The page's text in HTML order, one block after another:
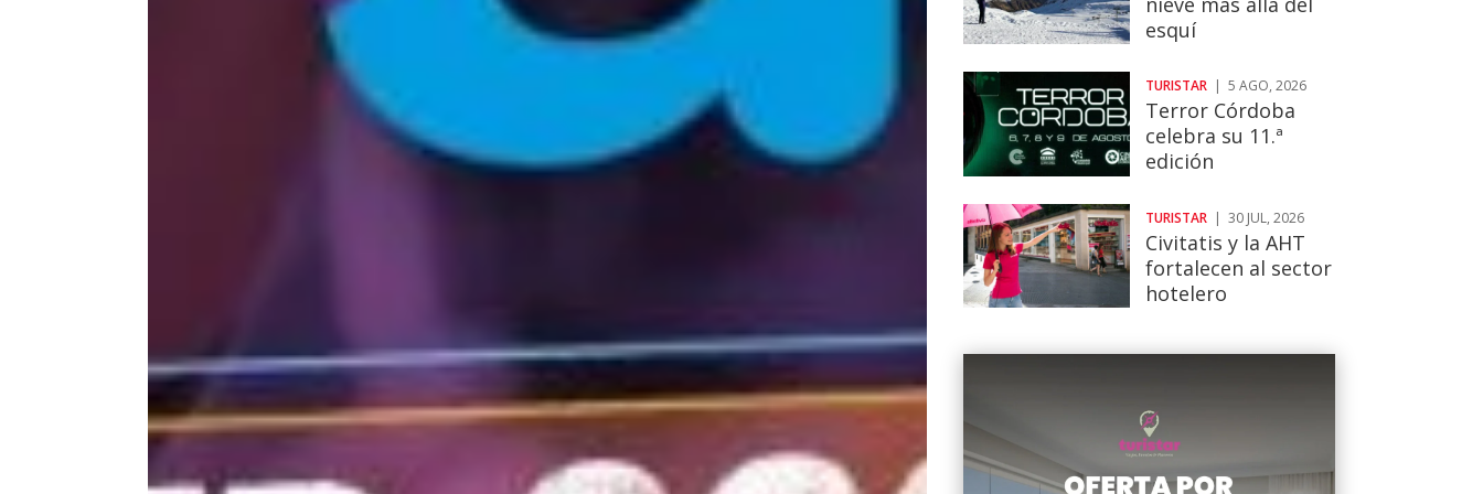
esquí
TURISTAR | 5 AGO, 2026
Terror Córdoba
celebra su 11.ª
edición
TURISTAR | 30 JUL, 2026
Civitatis y la AHT
fortalecen al sector
hotelero